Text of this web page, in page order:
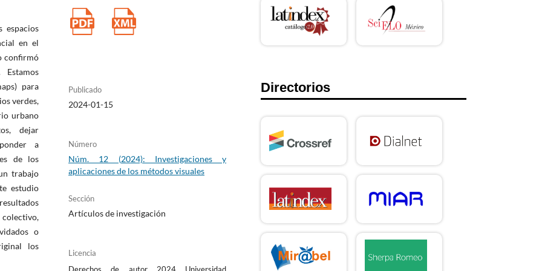
espacios
en el
confirmó
para
verdes,
urbano
dejar
a
de los
trabajo
estudio
o
los
Publicado
2024-01-15
Número
Núm. 12 (2024): Investigaciones y
aplicaciones de los métodos visuales
Sección
Artículos de investigación
Licencia
Directorios